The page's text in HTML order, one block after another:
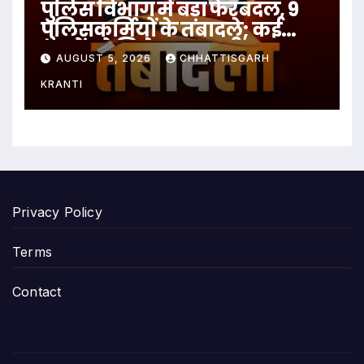
पुलिस विभाग में बड़ा फेरबदल, 9
पुलिसकर्मियों के तबादले; कई
थानों को मिले नए प्रभारी
AUGUST 5, 2026 CHHATTISGARH
KRANTI
Privacy Policy
Terms
Contact